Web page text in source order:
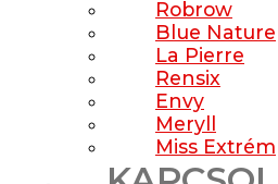
Robrow
Blue Nature
La Pierre
Rensix
Envy
Meryll
Miss Extrém